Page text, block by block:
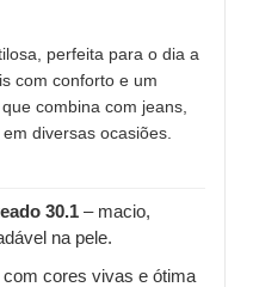
perfeita para o dia a
com conforto e um
combina com jeans,
diversas ocasiões.
30.1 – macio,
na pele.
cores vivas e ótima